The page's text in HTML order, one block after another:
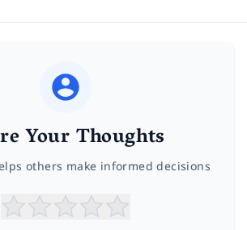
Your Thoughts
others make informed decisions